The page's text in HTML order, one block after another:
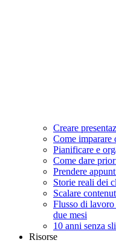
Creare
Come imparare
Pianificare e
Come dare
Prendere
Storie reali dei
Scalare
Flusso di
due mesi
10 anni senza
Risorse